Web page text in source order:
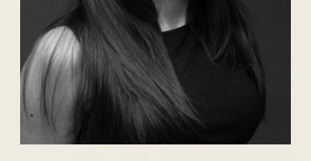
Василий Аникеев
Марина Адамович